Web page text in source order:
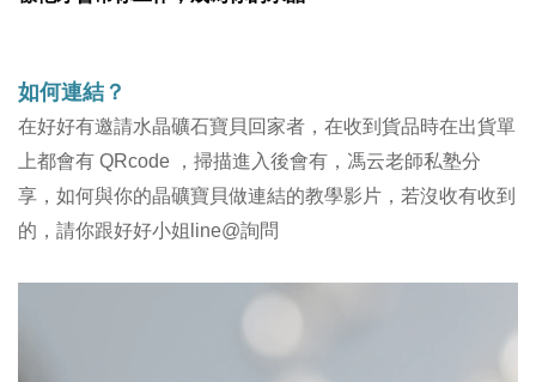
如何連結？
在好好有邀請水晶礦石寶貝回家者，在收到貨品時在出貨單
上都會有 QRcode ，掃描進入後會有，馮云老師私塾分
享，如何與你的晶礦寶貝做連結的教學影片，若沒收有收到
的，請你跟好好小姐line@詢問